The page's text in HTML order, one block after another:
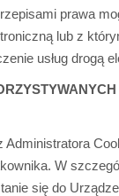
prawa
lub z
usług drogą
Administratora
W
się do